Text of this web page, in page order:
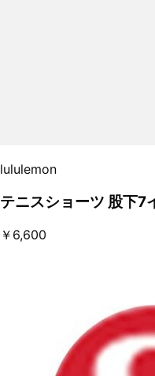
lululemon
テニスショーツ 股下7
￥6,600